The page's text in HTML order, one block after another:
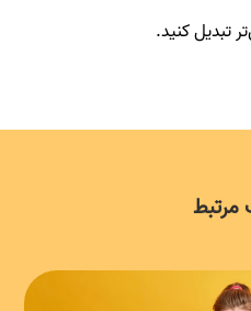
تبدیل کنید.
مرتبط